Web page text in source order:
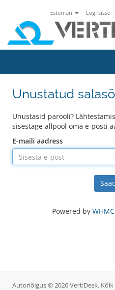
Estonian Logi sisse
Unustatud
Unustasid parooli?
sisestage allpool oma e-posti
E-maili aadress
Powered by
Autoriõigus © 2026 VertiDesk.